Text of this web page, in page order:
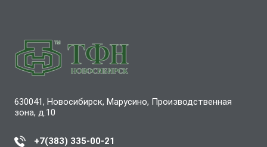
630041, Новосибирск, Марусино, Производственная
зона, д.10
+7(383) 335-00-21